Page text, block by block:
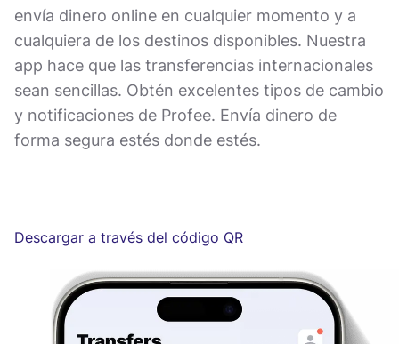
envía dinero online en cualquier momento y a
cualquiera de los destinos disponibles. Nuestra
app hace que las transferencias internacionales
sean sencillas. Obtén excelentes tipos de cambio
y notificaciones de Profee. Envía dinero de
forma segura estés donde estés.
Descargar a través del código QR